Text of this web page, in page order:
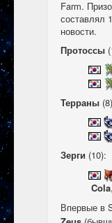
Farm.
составлял
новости.
Протоссы
Терраны
Зерги (10):
Cola,
Впервые в